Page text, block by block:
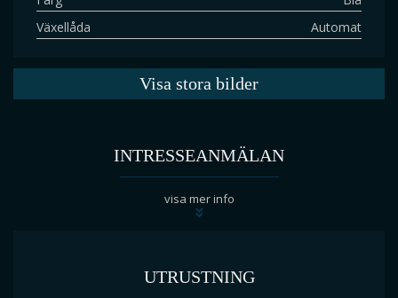
Växellåda
Automat
Visa stora bilder
INTRESSEANMÄLAN
visa mer info
UTRUSTNING